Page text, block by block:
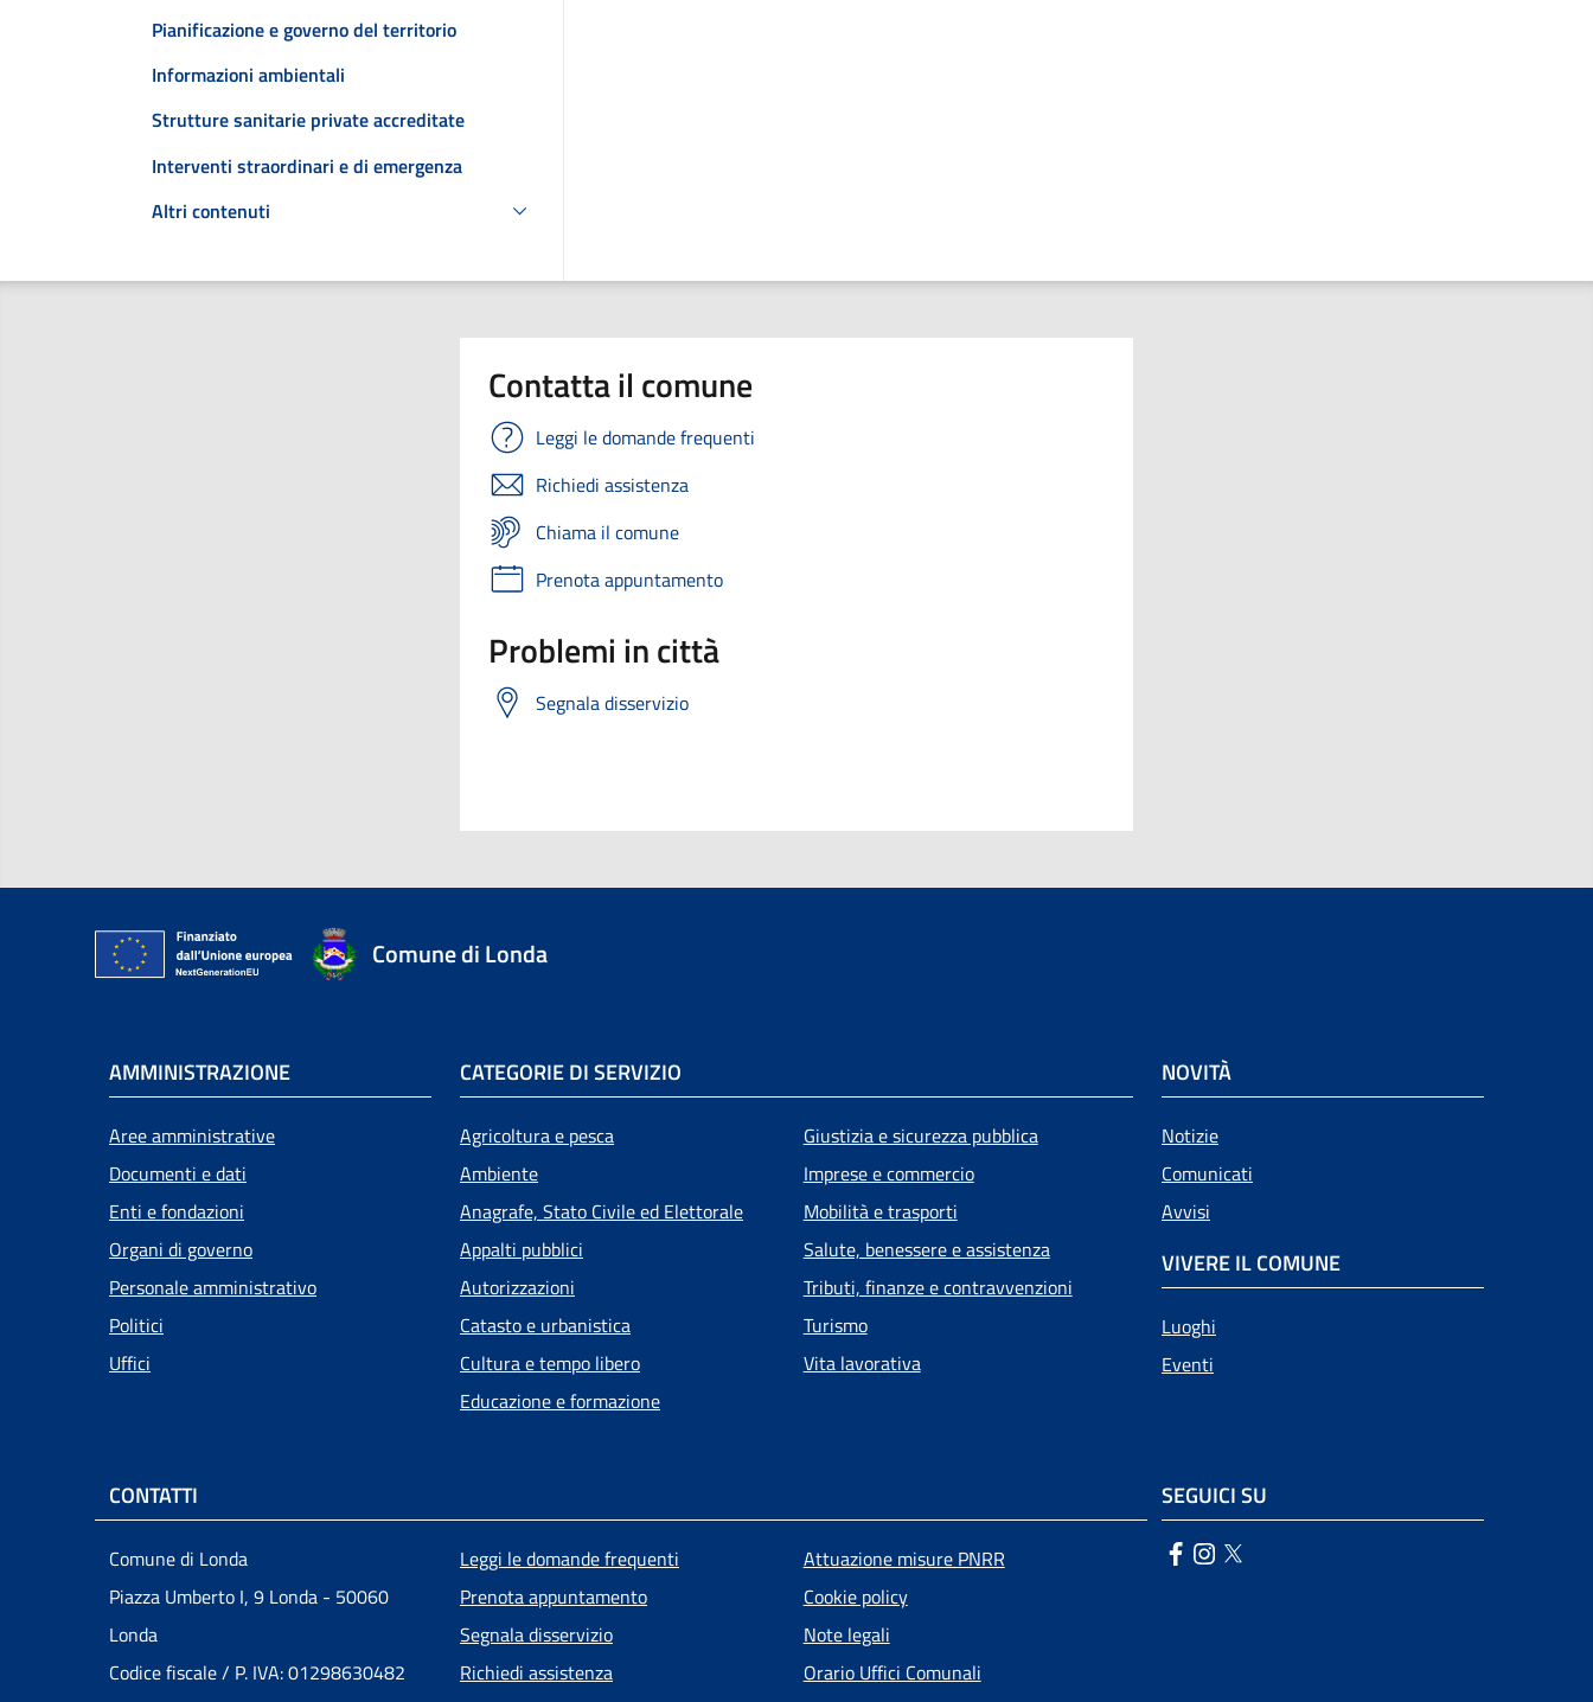
Pianificazione e governo del territorio
Informazioni ambientali
Strutture sanitarie private accreditate
Interventi straordinari e di emergenza
Altri contenuti
Contatta il comune
Leggi le domande frequenti
Richiedi assistenza
Chiama il comune
Prenota appuntamento
Problemi in città
Segnala disservizio
Comune di Londa
AMMINISTRAZIONE
Aree amministrative
Documenti e dati
Enti e fondazioni
Organi di governo
Personale amministrativo
Politici
Uffici
CATEGORIE DI SERVIZIO
Agricoltura e pesca
Ambiente
Anagrafe, Stato Civile ed Elettorale
Appalti pubblici
Autorizzazioni
Catasto e urbanistica
Cultura e tempo libero
Educazione e formazione
Giustizia e sicurezza pubblica
Imprese e commercio
Mobilità e trasporti
Salute, benessere e assistenza
Tributi, finanze e contravvenzioni
Turismo
Vita lavorativa
NOVITÀ
Notizie
Comunicati
Avvisi
VIVERE IL COMUNE
Luoghi
Eventi
CONTATTI
Comune di Londa
Piazza Umberto I, 9 Londa - 50060
Londa
Codice fiscale / P. IVA: 01298630482
Menu piè di pagina
Leggi le domande frequenti
Prenota appuntamento
Segnala disservizio
Richiedi assistenza
Attuazione misure PNRR
Cookie policy
Note legali
Orario Uffici Comunali
SEGUICI SU
FacebookInstagram